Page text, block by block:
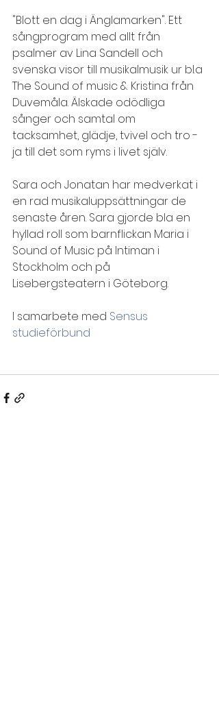
"Blott en dag i Änglamarken". Ett
sångprogram med allt från
psalmer av Lina Sandell och
svenska visor till musikalmusik ur bl.a
The Sound of music & Kristina från
Duvemåla. Älskade odödliga
sånger och samtal om
tacksamhet, glädje, tvivel och tro -
ja till det som ryms i livet själv.
Sara och Jonatan har medverkat i
en rad musikaluppsättningar de
senaste åren. Sara gjorde bla en
hyllad roll som barnflickan Maria i
Sound of Music på Intiman i
Stockholm och på
Lisebergsteatern i Göteborg.
I samarbete med Sensus
studieförbund